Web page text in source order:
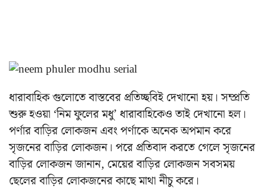
ধারাবাহিক গুলোতে বাস্তবের প্রতিচ্ছবিই দেখানো হয়। সম্প্রতি
শুরু হওয়া ‘নিম ফুলের মধু’ ধারাবাহিকেও তাই দেখানো হল।
পর্ণার বাড়ির লোকজন এবং পর্ণাকে অনেক অপমান করে
সৃজনের বাড়ির লোকজন। পরে প্রতিবাদ করতে গেলে সৃজনের
বাড়ির লোকজন জানান, মেয়ের বাড়ির লোকজন সবসময়
ছেলের বাড়ির লোকজনের কাছে মাথা নীচু করে।